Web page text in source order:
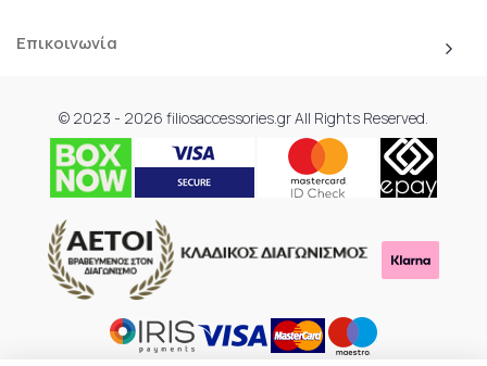
Επικοινωνία
© 2023 - 2026 filiosaccessories.gr All Rights Reserved.